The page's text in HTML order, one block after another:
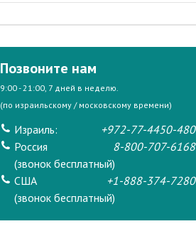
Позвоните нам
9:00 - 21:00, 7 дней в неделю.
(по израильскому / московскому времени)
Израиль:
+972-77-4450-480
Россия
(звонок бесплатный)
8-800-707-6168
США
(звонок бесплатный)
+1-888-374-7280